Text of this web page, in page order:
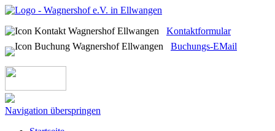
Kontaktformular
Buchungs-EMail
Navigation überspringen